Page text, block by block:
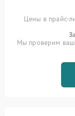
Цены в прайс-
Мы проверим